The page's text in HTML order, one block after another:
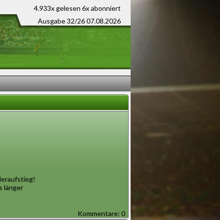
4.933x gelesen 6x abonniert
Ausgabe 32/26 07.08.2026
länger
Kommentare: 0